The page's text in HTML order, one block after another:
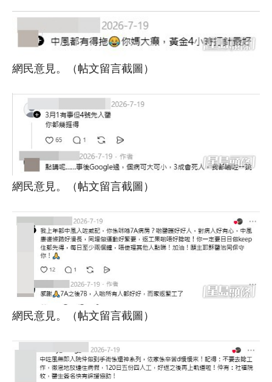
網民意見。（帖文留言截圖）
網民意見。（帖文留言截圖）
網民意見。（帖文留言截圖）